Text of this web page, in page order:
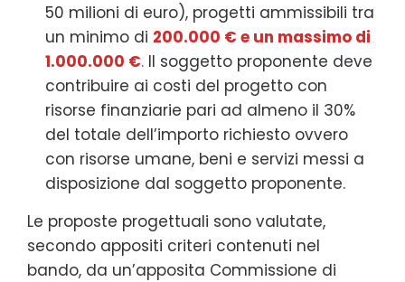
50 milioni di euro), progetti ammissibili tra
un minimo di 200.000 € e un massimo di
1.000.000 €. Il soggetto proponente deve
contribuire ai costi del progetto con
risorse finanziarie pari ad almeno il 30%
del totale dell’importo richiesto ovvero
con risorse umane, beni e servizi messi a
disposizione dal soggetto proponente.
Le proposte progettuali sono valutate,
secondo appositi criteri contenuti nel
bando, da un’apposita Commissione di